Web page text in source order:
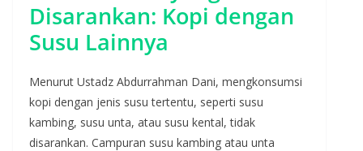
Disarankan: Kopi dengan
Susu Lainnya
Menurut Ustadz Abdurrahman Dani, mengkonsumsi
kopi dengan jenis susu tertentu, seperti susu
kambing, susu unta, atau susu kental, tidak
disarankan. Campuran susu kambing atau unta